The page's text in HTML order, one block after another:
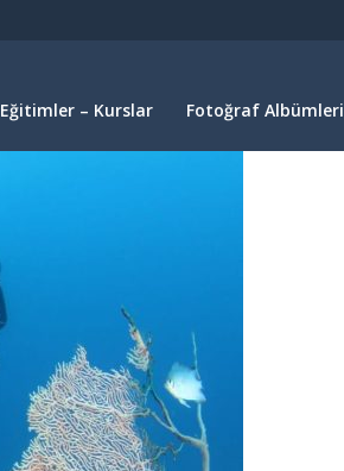
Eğitimler – Kurslar Fotoğraf Albümleri